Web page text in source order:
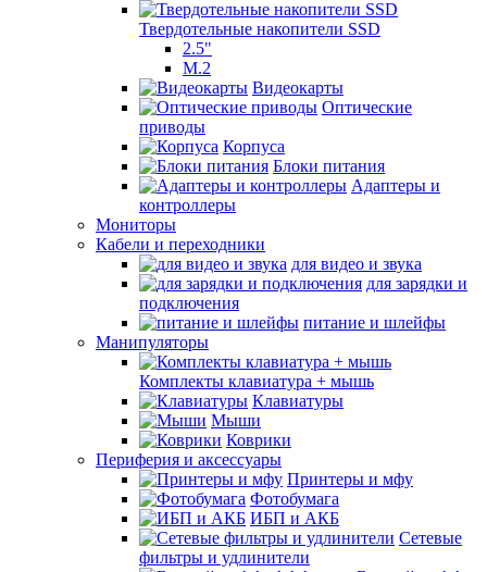
Твердотельные накопители SSD
2.5"
M.2
Видеокарты
Оптические
приводы
Корпуса
Блоки питания
Адаптеры и
контроллеры
Мониторы
Кабели и переходники
для видео и звука
для зарядки и
подключения
питание и шлейфы
Манипуляторы
Комплекты клавиатура + мышь
Клавиатуры
Мыши
Коврики
Периферия и аксессуары
Принтеры и мфу
Фотобумага
ИБП и АКБ
Сетевые
фильтры и удлинители